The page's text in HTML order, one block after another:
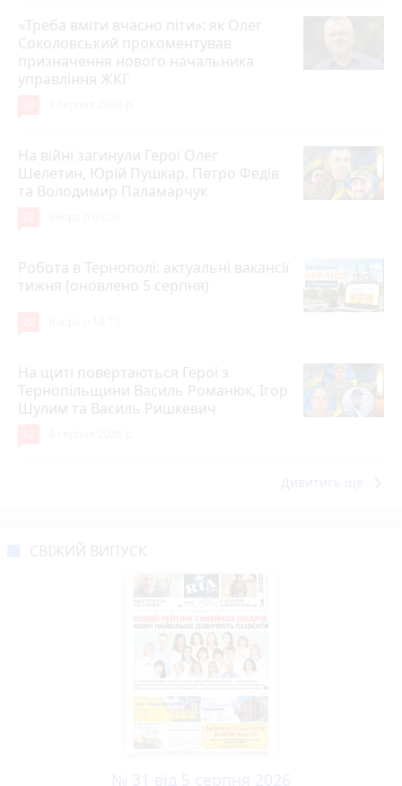
«Треба вміти вчасно піти»: як Олег
Соколовський прокоментував
призначення нового начальника
управління ЖКГ
На війні загинули Герої Олег
Шелетин, Юрій Пушкар, Петро Федів
та Володимир Паламарчук
Робота в Тернополі: актуальні вакансії
тижня (оновлено 5 серпня)
На щиті повертаються Герої з
Тернопільщини Василь Романюк, Ігор
Шулим та Василь Ришкевич